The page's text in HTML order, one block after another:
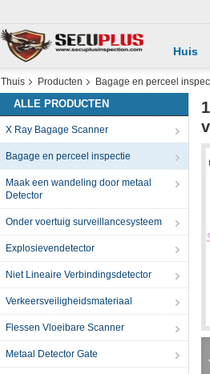
Huis
Thuis Producten Bagage en perceel
ALLE PRODUCTEN
X Ray Bagage Scanner
Bagage en perceel inspectie
Maak een wandeling door metaal
Detector
Onder voertuig surveillancesysteem
Explosievendetector
Niet Lineaire Verbindingsdetector
Verkeersveiligheidsmateriaal
Flessen Vloeibare Scanner
Metaal Detector Gate